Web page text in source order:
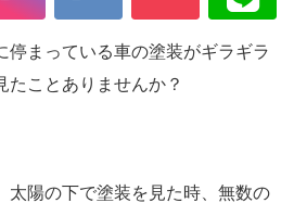
停まっている車の塗装がギラギラ
たことありませんか？
太陽の下で塗装を見た時、無数の